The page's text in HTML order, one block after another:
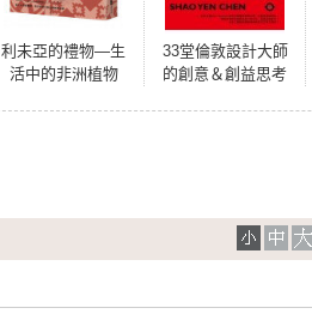
利未亞的禮物—生
活中的非洲植物
33堂倫敦設計大師
的創意＆創益思考